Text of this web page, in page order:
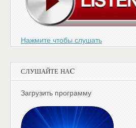
Нажмите чтобы слушать
СЛУШАЙТЕ НАC
Загрузить программу